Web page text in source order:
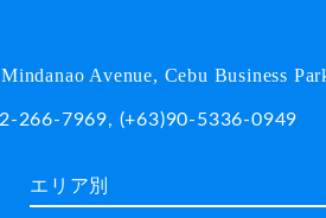
Avenue, Cebu Business
266-7969, (+63)90-5336-0949
エリア別